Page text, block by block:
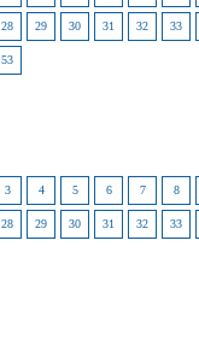
28 29 30 31 32 33
53
3 4 5 6 7 8
28 29 30 31 32 33